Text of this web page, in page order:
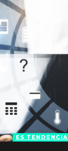
ES TENDENCIA